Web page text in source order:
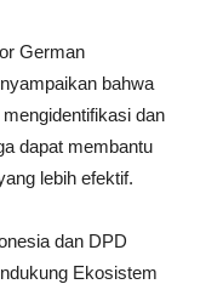
German
bahwa
dan
dapat membantu
lebih efektif.
dan DPD
Ekosistem